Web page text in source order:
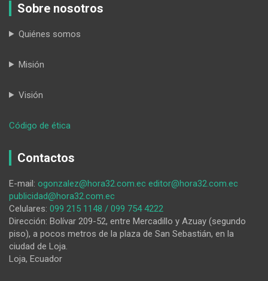
Sobre nosotros
Quiénes somos
Misión
Visión
Código de ética
de
celebra
38
años
de
vida
Contactos
E-mail: ogonzalez@hora32.com.ec editor@hora32.com.ec
publicidad@hora32.com.ec
Celulares: 099 215 1148 / 099 754 4222
Dirección: Bolívar 209-52, entre Mercadillo y Azuay (segundo
piso), a pocos metros de la plaza de San Sebastián, en la
ciudad de Loja.
Loja, Ecuador